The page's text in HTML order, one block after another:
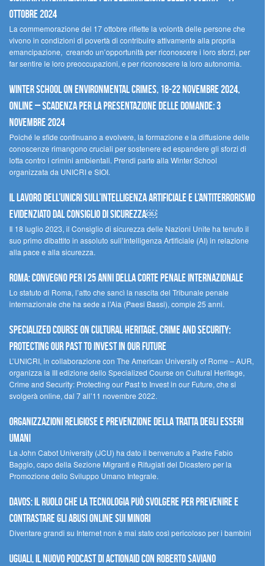
ottobre 2024
La commemorazione del 17 ottobre riflette la volontà delle persone che
vivono in condizioni di povertà di contribuire attivamente alla propria
emancipazione, creando un’opportunità per riconoscere i loro sforzi, per
far sentire le loro preoccupazioni, e per riconoscere la loro autonomia.
Winter School on Environmental Crimes, 18-22 novembre 2024,
Online – Scadenza per la presentazione delle domande: 3
novembre 2024
Poiché le sfide continuano a evolvere, la formazione e la diffusione delle
conoscenze rimangono cruciali per sostenere ed espandere gli sforzi di
lotta contro i crimini ambientali. Prendi parte alla Winter School
organizzata da UNICRI e SIOI.
Il lavoro dell’UNICRI sull’intelligenza artificiale e l’antiterrorismo
evidenziato dal Consiglio di Sicurezza￼
Il 18 luglio 2023, il Consiglio di sicurezza delle Nazioni Unite ha tenuto il
suo primo dibattito in assoluto sull’Intelligenza Artificiale (AI) in relazione
alla pace e alla sicurezza.
Roma: convegno per i 25 anni della Corte penale internazionale
Lo statuto di Roma, l’atto che sancì la nascita del Tribunale penale
internazionale che ha sede a l’Aia (Paesi Bassi), compie 25 anni.
Specialized Course on Cultural Heritage, Crime and Security:
Protecting our Past to Invest in our Future
L’UNICRI, in collaborazione con The American University of Rome – AUR,
organizza la III edizione dello Specialized Course on Cultural Heritage,
Crime and Security: Protecting our Past to Invest in our Future, che si
svolgerà online, dal 7 all’11 novembre 2022.
Organizzazioni religiose e prevenzione della tratta degli esseri
umani
La John Cabot University (JCU) ha dato il benvenuto a Padre Fabio
Baggio, capo della Sezione Migranti e Rifugiati del Dicastero per la
Promozione dello Sviluppo Umano Integrale.
Davos: il ruolo che la tecnologia può svolgere per prevenire e
contrastare gli abusi online sui minori
Diventare grandi su Internet non è mai stato così pericoloso per i bambini
UGUALI, il nuovo podcast di ACTIONAID con Roberto Saviano